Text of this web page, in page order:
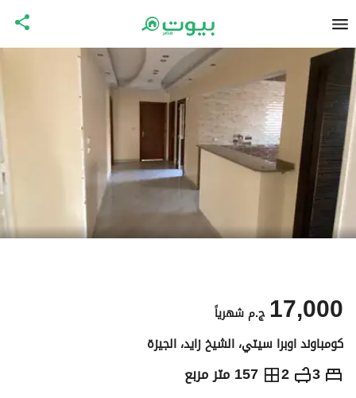
ج.م 17,000 شهرياً
كومباوند اوبرا سيتي، الشيخ زايد، الجيزة
3
2 157 متر مربع ج.م17,000 شهرياً